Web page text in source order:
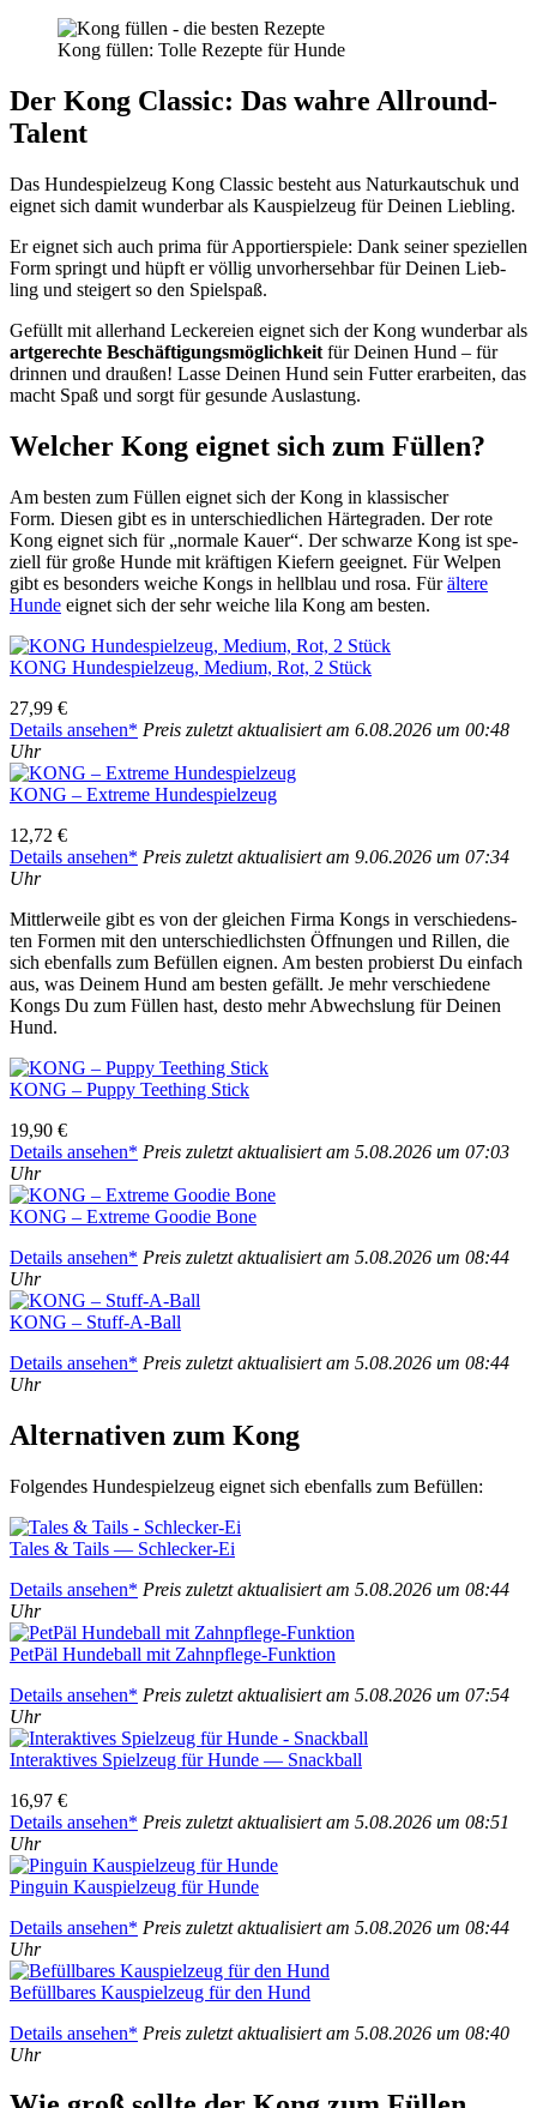
Kong fül­len: Tol­le Rezep­te für Hun­de
Der Kong Clas­sic: Das wah­re All­round-
Talent
Das Hun­de­spiel­zeug Kong Clas­sic besteht aus Natur­kau­tschuk und
eig­net sich damit wun­der­bar als Kau­spiel­zeug für Dei­nen Lieb­ling.
Er eig­net sich auch pri­ma für Appor­tier­spie­le: Dank sei­ner spe­zi­el­len
Form springt und hüpft er völ­lig unvor­her­seh­bar für Dei­nen Lieb­
ling und stei­gert so den Spiel­spaß.
Gefüllt mit aller­hand Lecke­rei­en eig­net sich der Kong wun­der­bar als
art­ge­rech­te Beschäf­ti­gungs­mög­lich­keit für Dei­nen Hund – für
drin­nen und drau­ßen! Las­se Dei­nen Hund sein Fut­ter erar­bei­ten, das
macht Spaß und sorgt für gesun­de Aus­las­tung.
Wel­cher Kong eig­net sich zum Fül­len?
Am bes­ten zum Fül­len eig­net sich der Kong in klas­si­scher
Form. Die­sen gibt es in unter­schied­li­chen Här­te­gra­den. Der rote
Kong eig­net sich für „nor­ma­le Kau­er“. Der schwar­ze Kong ist spe­
zi­ell für gro­ße Hun­de mit kräf­ti­gen Kie­fern geeig­net. Für Wel­pen
gibt es beson­ders wei­che Kongs in hell­blau und rosa. Fürälte­re
Hun­de eig­net sich der sehr wei­che lila Kong am bes­ten.
KONG Hun­de­spiel­zeug, Medi­um, Rot, 2 Stück
27,99 €
Details anse­hen* Preis zuletzt aktua­li­siert am 6.08.2026 um 00:48
Uhr
KONG – Extre­me Hun­de­spiel­zeug
12,72 €
Details anse­hen* Preis zuletzt aktua­li­siert am 9.06.2026 um 07:34
Uhr
Mitt­ler­wei­le gibt es von der glei­chen Fir­ma Kongs in ver­schie­dens­
ten For­men mit den unter­schied­lichs­ten Öff­nun­gen und Ril­len, die
sich eben­falls zum Befül­len eig­nen. Am bes­ten pro­bierst Du ein­fach
aus, was Dei­nem Hund am bes­ten gefällt. Je mehr ver­schie­de­ne
Kongs Du zum Fül­len hast, des­to mehr Abwechs­lung für Dei­nen
Hund.
KONG – Pup­py Tee­thing Stick
19,90 €
Details anse­hen* Preis zuletzt aktua­li­siert am 5.08.2026 um 07:03
Uhr
KONG – Extre­me Goo­die Bone
Details anse­hen* Preis zuletzt aktua­li­siert am 5.08.2026 um 08:44
Uhr
KONG – Stuff-A-Ball
Details anse­hen* Preis zuletzt aktua­li­siert am 5.08.2026 um 08:44
Uhr
Alter­na­ti­ven zum Kong
Fol­gen­des Hun­de­spiel­zeug eig­net sich eben­falls zum Befül­len:
Tales & Tails — Schle­cker-Ei
Details anse­hen* Preis zuletzt aktua­li­siert am 5.08.2026 um 08:44
Uhr
PetPäl Hun­de­ball mit Zahn­pfle­ge-Funk­ti­on
Details anse­hen* Preis zuletzt aktua­li­siert am 5.08.2026 um 07:54
Uhr
Inter­ak­ti­ves Spiel­zeug für Hun­de — Snack­ball
16,97 €
Details anse­hen* Preis zuletzt aktua­li­siert am 5.08.2026 um 08:51
Uhr
Pin­gu­in Kau­spiel­zeug für Hun­de
Details anse­hen* Preis zuletzt aktua­li­siert am 5.08.2026 um 08:44
Uhr
Befüll­ba­res Kau­spiel­zeug für den Hund
Details anse­hen* Preis zuletzt aktua­li­siert am 5.08.2026 um 08:40
Uhr